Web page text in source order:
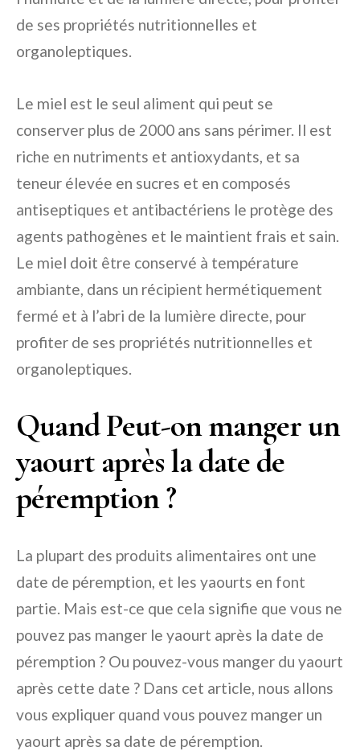
de ses propriétés nutritionnelles et
organoleptiques.
Le miel est le seul aliment qui peut se
conserver plus de 2000 ans sans périmer. Il est
riche en nutriments et antioxydants, et sa
teneur élevée en sucres et en composés
antiseptiques et antibactériens le protège des
agents pathogènes et le maintient frais et sain.
Le miel doit être conservé à température
ambiante, dans un récipient hermétiquement
fermé et à l’abri de la lumière directe, pour
profiter de ses propriétés nutritionnelles et
organoleptiques.
Quand Peut-on manger un
yaourt après la date de
péremption ?
La plupart des produits alimentaires ont une
date de péremption, et les yaourts en font
partie. Mais est-ce que cela signifie que vous ne
pouvez pas manger le yaourt après la date de
péremption ? Ou pouvez-vous manger du yaourt
après cette date ? Dans cet article, nous allons
vous expliquer quand vous pouvez manger un
yaourt après sa date de péremption.